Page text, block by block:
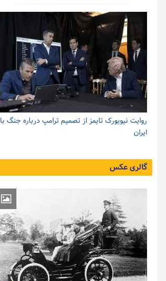
روایت نیویورک تایمز از تصمیم ترامپ درباره جنگ با
ایران
گالری عکس